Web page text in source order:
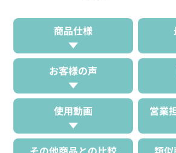
商品仕様
お客様の声
使用動画 営業